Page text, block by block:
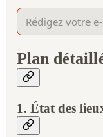
Plan
1. État des